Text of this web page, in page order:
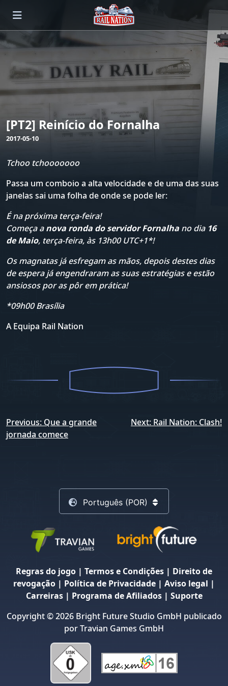
[PT2] Reinício do Fornalha
2017-05-10
Tchoo tchooooooo
Passa um comboio a alta velocidade e de uma das suas
janelas sai uma folha de onde se pode ler:
É na próxima terça-feira!
Começa anova ronda do servidor Fornalha no dia 16
de Maio, terça-feira, às 13h00 UTC+1*!
Os magnatas já esfregam as mãos, depois destes dias
de espera já engendraram as suas estratégias e estão
ansiosos por as pôr em prática!
*09h00 Brasília
A Equipa Rail Nation
Navegação
de
Previous: Que a grande
jornada comece
Next: Rail Nation: Clash!
Português (POR)
Regras do jogo | Termos e Condições | Direito de
revogação | Política de Privacidade | Aviso legal |
Carreiras| Programa de Afiliados| Suporte
Copyright © 2026 Bright Future Studio GmbH publicado
por Travian Games GmbH